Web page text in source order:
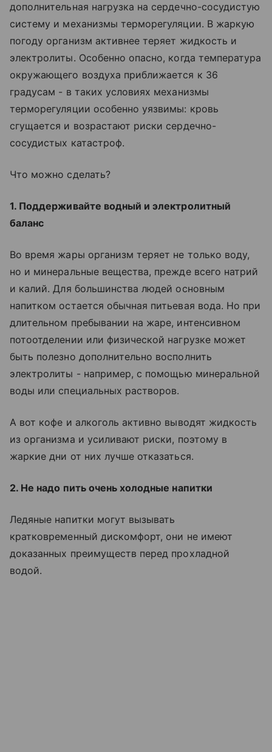
дополнительная нагрузка на сердечно-сосудистую
систему и механизмы терморегуляции. В жаркую
погоду организм активнее теряет жидкость и
электролиты. Особенно опасно, когда температура
окружающего воздуха приближается к 36
градусам - в таких условиях механизмы
терморегуляции особенно уязвимы: кровь
сгущается и возрастают риски сердечно-
сосудистых катастроф.
Что можно сделать?
1. Поддерживайте водный и электролитный
баланс
Во время жары организм теряет не только воду,
но и минеральные вещества, прежде всего натрий
и калий. Для большинства людей основным
напитком остается обычная питьевая вода. Но при
длительном пребывании на жаре, интенсивном
потоотделении или физической нагрузке может
быть полезно дополнительно восполнить
электролиты - например, с помощью минеральной
воды или специальных растворов.
А вот кофе и алкоголь активно выводят жидкость
из организма и усиливают риски, поэтому в
жаркие дни от них лучше отказаться.
2. Не надо пить очень холодные напитки
Ледяные напитки могут вызывать
кратковременный дискомфорт, они не имеют
доказанных преимуществ перед прохладной
водой.